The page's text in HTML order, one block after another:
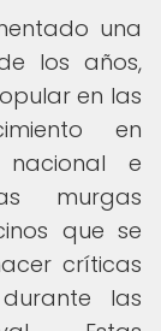
una
los años,
en las
en
e
murgas
que se
críticas
las